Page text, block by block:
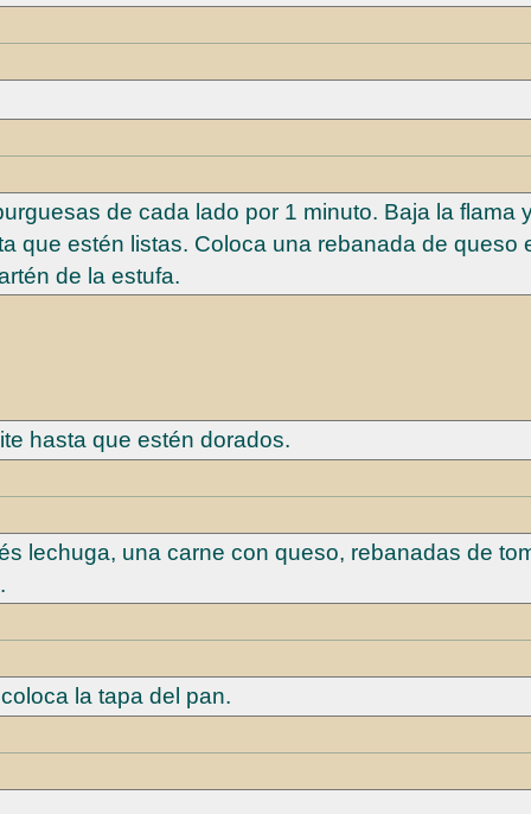
de cada lado por 1 minuto. Baja la flama
que estén listas. Coloca una rebanada de queso
de la estufa.
hasta que estén dorados.
lechuga, una carne con queso, rebanadas de
la tapa del pan.